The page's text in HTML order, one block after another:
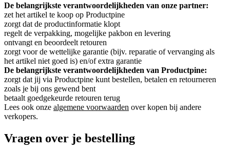
De belangrijkste verantwoordelijkheden van onze partner:
zet het artikel te koop op Productpine
zorgt dat de productinformatie klopt
regelt de verpakking, mogelijke pakbon en levering
ontvangt en beoordeelt retouren
zorgt voor de wettelijke garantie (bijv. reparatie of vervanging als
het artikel niet goed is) en/of extra garantie
De belangrijkste verantwoordelijkheden van Productpine:
zorgt dat jij via Productpine kunt bestellen, betalen en retourneren
zoals je bij ons gewend bent
betaalt goedgekeurde retouren terug
Lees ook onze algemene voorwaarden over kopen bij andere
verkopers.
Vragen over je bestelling